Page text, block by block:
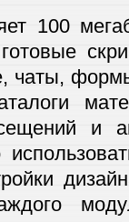
100
чаты,
и